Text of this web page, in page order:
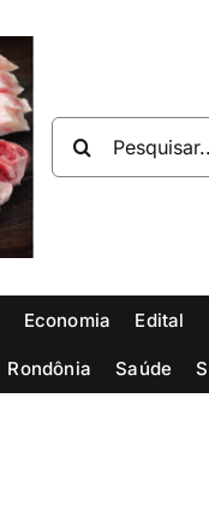
resultados
Economia Edital
Rondônia Saúde